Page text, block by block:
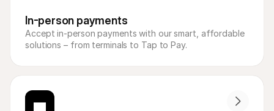
In-person payments
Accept in-person payments with our smart, affordable
solutions – from terminals to Tap to Pay.